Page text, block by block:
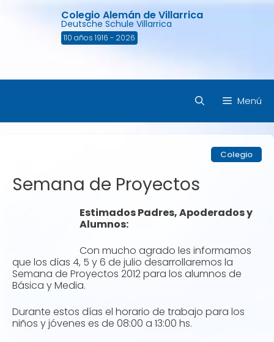
Colegio Alemán de Villarrica
Deutsche Schule Villarrica
110 años 1916 - 2026
Menú
Colegio
Semana de Proyectos
Estimados Padres, Apoderados y
Alumnos:
Con mucho agrado les informamos
que los días 4, 5 y 6 de julio desarrollaremos la
Semana de Proyectos 2012 para los alumnos de
Básica y Media.
Durante estos días el horario de trabajo para los
niños y jóvenes es de 08:00 a 13:00 hs.